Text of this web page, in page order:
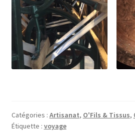
Catégories : Artisanat, O'Fils & Tissus,
Étiquette : voyage